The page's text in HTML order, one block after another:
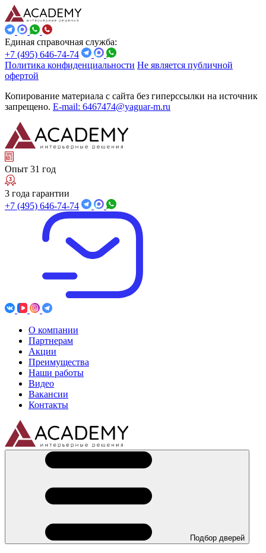
Единая справочная служба:
+7 (495) 646-74-74
Политика конфиденциальности Не является публичной
офертой
Копирование материала с сайта без гиперссылки на источник
запрещено. E-mail: 6467474@yaguar-m.ru
Опыт 31 год
3 года гарантии
+7 (495) 646-74-74
О компании
Партнерам
Акции
Преимущества
Наши работы
Видео
Вакансии
Контакты
Подбор дверей